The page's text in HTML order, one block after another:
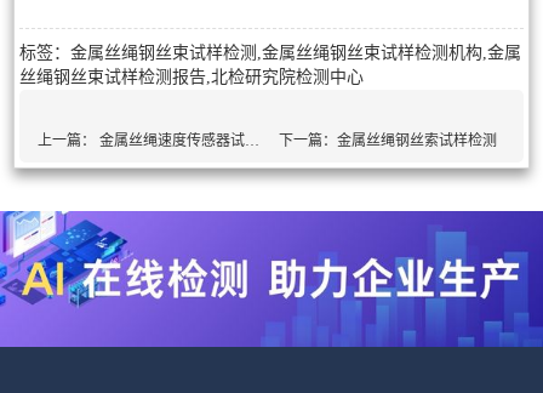
标签：金属丝绳钢丝束试样检测,金属丝绳钢丝束试样检测机构,金属
丝绳钢丝束试样检测报告,北检研究院检测中心
上一篇：金属丝绳速度传感器试样检测 下一篇：金属丝绳钢丝索试样检测